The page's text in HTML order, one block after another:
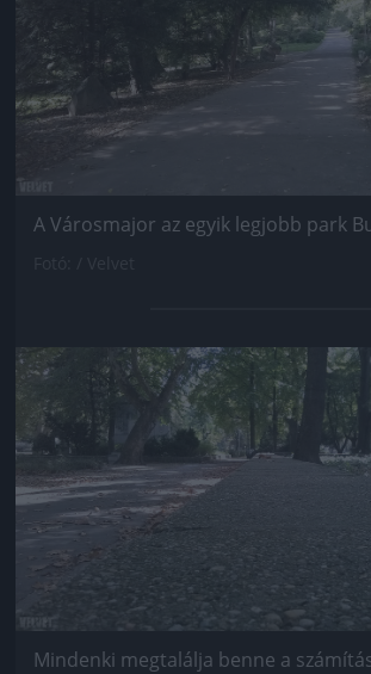
A Városmajor az egyik legjobb park
Jön még kép!
Mindenki megtalálja benne a